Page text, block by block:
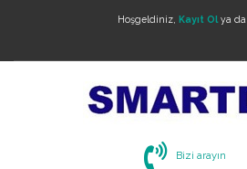
Hoşgeldiniz, Kayıt Ol ya da
Bizi arayın